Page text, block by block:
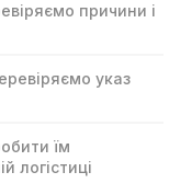
причини і
указ
їм
логістиці